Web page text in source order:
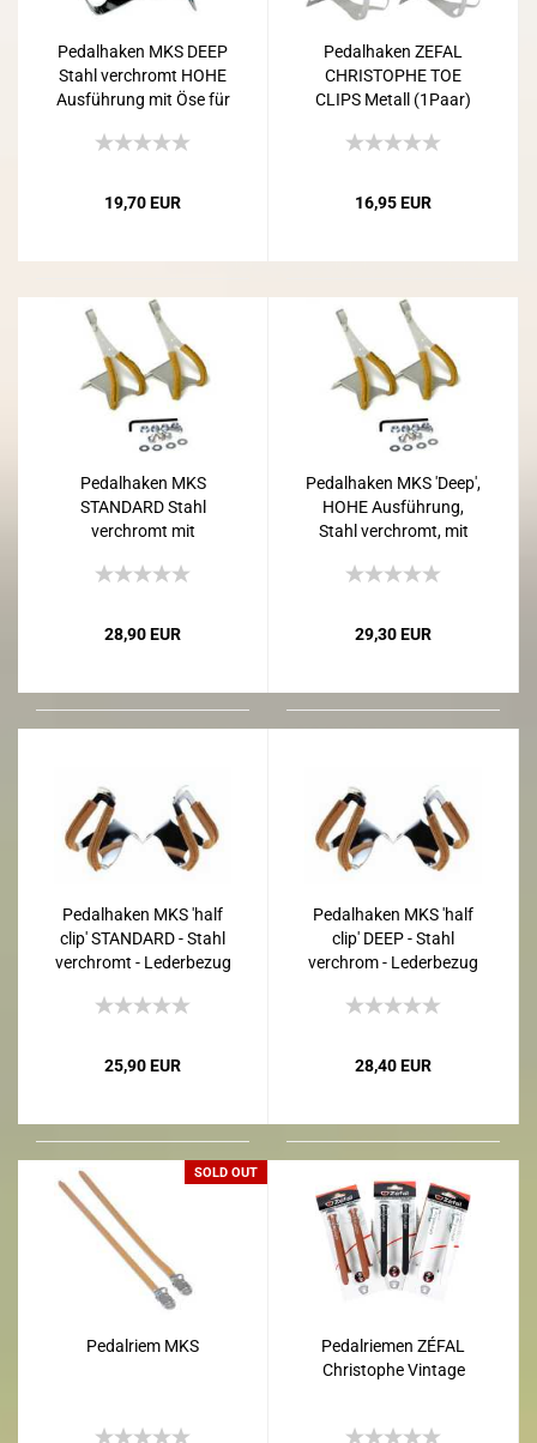
Pedalhaken MKS DEEP
Stahl verchromt HOHE
Ausführung mit Öse für
19,70 EUR
Pedalhaken ZEFAL
CHRISTOPHE TOE
CLIPS Metall (1Paar)
16,95 EUR
Pedalhaken MKS
STANDARD Stahl
verchromt mit
28,90 EUR
Pedalhaken MKS 'Deep',
HOHE Ausführung,
Stahl verchromt, mit
29,30 EUR
Pedalhaken MKS 'half
clip' STANDARD - Stahl
verchromt - Lederbezug
25,90 EUR
Pedalhaken MKS 'half
clip' DEEP - Stahl
verchrom - Lederbezug
28,40 EUR
SOLD OUT
Pedalriem MKS
Pedalriemen ZÉFAL
Christophe Vintage